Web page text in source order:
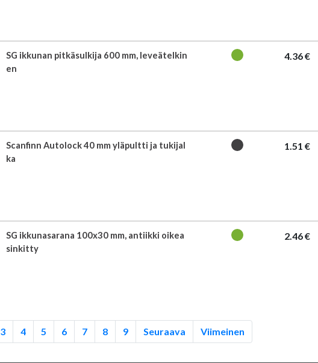
SG ikkunan pitkäsulkija 600 mm, leveätelkin
en
4.36 €
Scanfinn Autolock 40 mm yläpultti ja tukijal
ka
1.51 €
SG ikkunasarana 100x30 mm, antiikki oikea
sinkitty
2.46 €
3 4 5 6 7 8 9 Seuraava Viimeinen